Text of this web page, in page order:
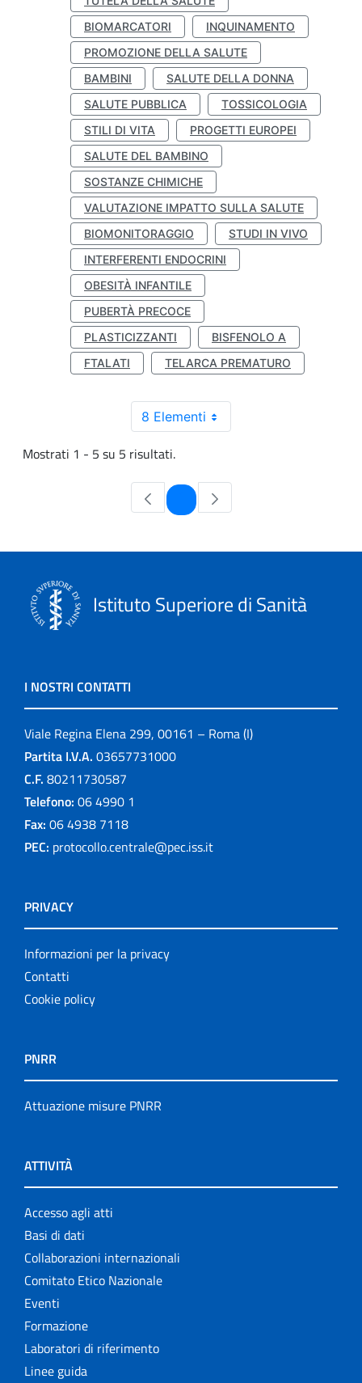
BIOMARCATORI
INQUINAMENTO
PROMOZIONE DELLA SALUTE
BAMBINI
SALUTE DELLA DONNA
SALUTE PUBBLICA
TOSSICOLOGIA
STILI DI VITA
PROGETTI EUROPEI
SALUTE DEL BAMBINO
SOSTANZE CHIMICHE
VALUTAZIONE IMPATTO SULLA SALUTE
BIOMONITORAGGIO
STUDI IN VIVO
INTERFERENTI ENDOCRINI
OBESITÀ INFANTILE
PUBERTÀ PRECOCE
PLASTICIZZANTI
BISFENOLO A
FTALATI
TELARCA PREMATURO
8 Elementi
Mostrati 1 - 5 su 5 risultati.
Pagina
Istituto Superiore di Sanità
I NOSTRI CONTATTI
Viale Regina Elena 299, 00161 – Roma (I)
Partita I.V.A. 03657731000
C.F. 80211730587
Telefono: 06 4990 1
Fax: 06 4938 7118
PEC: protocollo.centrale@pec.iss.it
PRIVACY
Informazioni per la privacy
Contatti
Cookie policy
PNRR
Attuazione misure PNRR
ATTIVITÀ
Accesso agli atti
Basi di dati
Collaborazioni internazionali
Comitato Etico Nazionale
Eventi
Formazione
Laboratori di riferimento
Linee guida